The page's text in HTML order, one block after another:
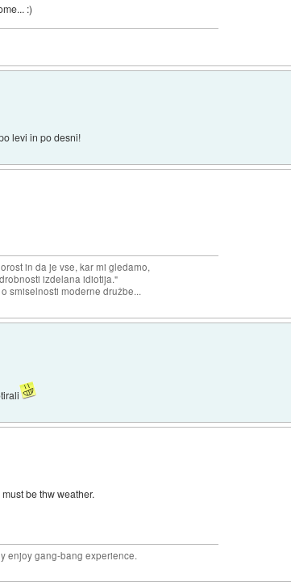
:)
levi in po desni!
in da je vse, kar mi gledamo,
izdelana idiotija."
smiselnosti moderne družbe...
be thw weather.
enjoy gang-bang experience.